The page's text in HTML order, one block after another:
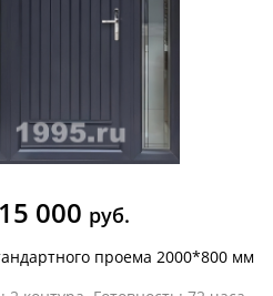
000 руб.
проема 2000*800 мм